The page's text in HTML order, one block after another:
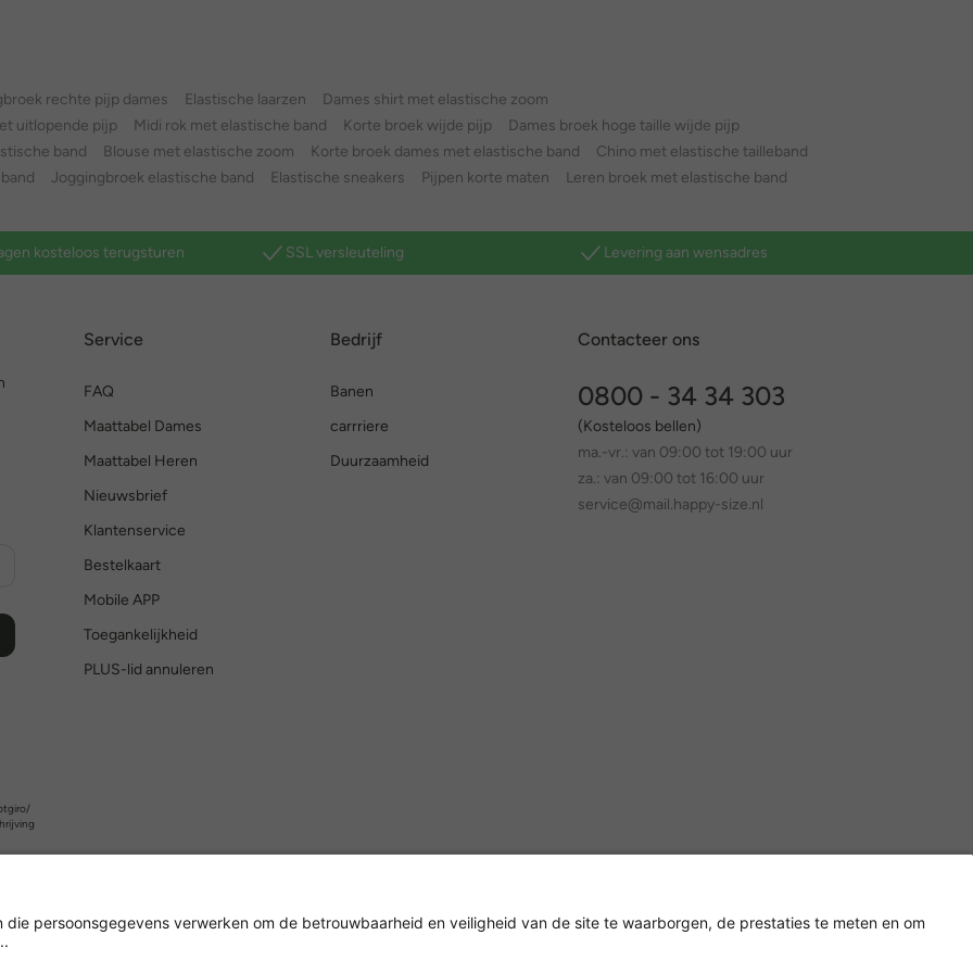
rechte pijp dames Elastische laarzen
Dames shirt met elastische zoom
uitlopende pijp
Midi rok met elastische band Korte broek wijde pijp
Dames broek hoge taille wijde pijp
band
Blouse met elastische zoom Korte broek dames met elastische band
Chino met elastische tailleband
Joggingbroek elastische band Elastische sneakers Pijpen korte maten Leren broek met elastische band
kosteloos terugsturen SSL versleuteling Levering aan wensadres
Service
FAQ
Maattabel Dames
Maattabel Heren
Nieuwsbrief
Klantenservice
Bestelkaart
Mobile APP
Toegankelijkheid
PLUS-lid annuleren
Bedrijf
Banen
carrriere
Duurzaamheid
Contacteer ons
0800 - 34 34 303
(Kosteloos bellen)
ma.-vr.: van 09:00 tot 19:00 uur
za.: van 09:00 tot 16:00 uur
service@mail.happy-size.nl
Versleuteling met